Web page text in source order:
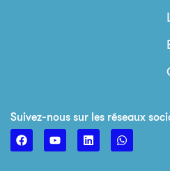
Suivez-nous sur les réseaux